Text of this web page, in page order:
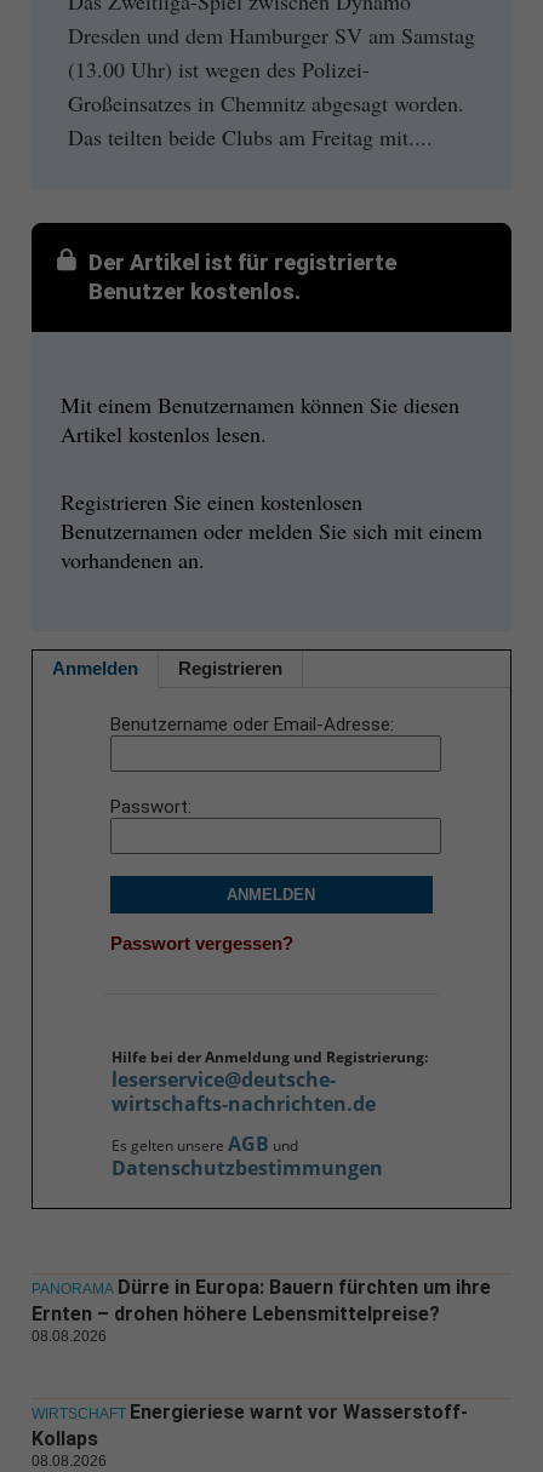
Dresden und dem Hamburger SV am Samstag
(13.00 Uhr) ist wegen des Polizei-
Großeinsatzes in Chemnitz abgesagt worden.
Das teilten beide Clubs am Freitag mit....
Der Artikel ist für registrierte
Benutzer kostenlos.
Mit einem Benutzernamen können Sie diesen
Artikel kostenlos lesen.
Registrieren Sie einen kostenlosen
Benutzernamen oder melden Sie sich mit einem
vorhandenen an.
Anmelden Registrieren
Benutzername oder Email-Adresse
Passwort
ANMELDEN
Passwort vergessen?
Hilfe bei der Anmeldung und Registrierung:
leserservice@deutsche-
wirtschafts-nachrichten.de
Es gelten unsere AGB und
Datenschutzbestimmungen
PANORAMA Dürre in Europa: Bauern fürchten um ihre
Ernten – drohen höhere Lebensmittelpreise?
08.08.2026
WIRTSCHAFT Energieriese warnt vor Wasserstoff-
Kollaps
08.08.2026